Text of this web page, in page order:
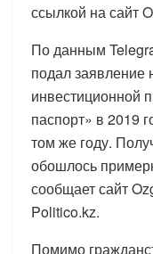
ссылкой на сайт
По данным
подал заявление
инвестиционной
паспорт» в 2019
том же году.
обошлось
сообщает сайт
Politico.kz.
Помимо